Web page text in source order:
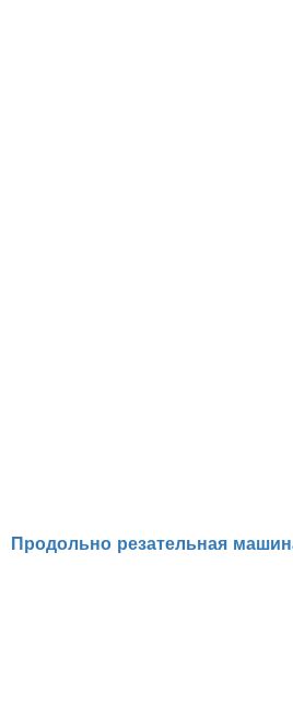
Продольно резательная